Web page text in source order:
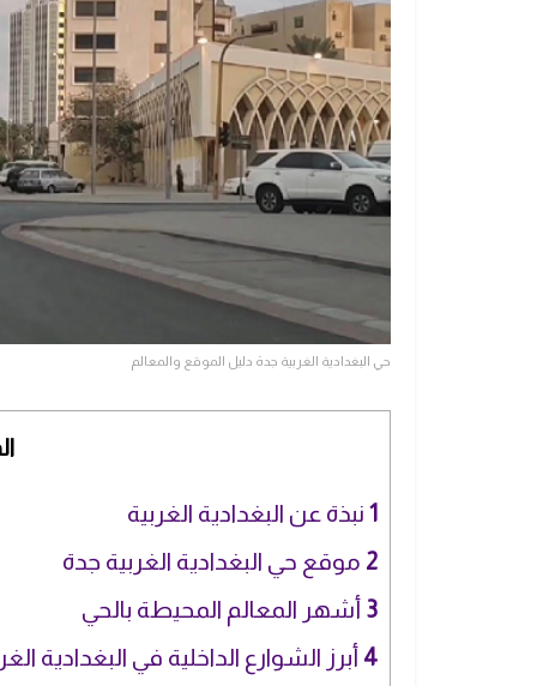
حي البغدادية الغربية جدة دليل الموقع والمعالم
1 نبذة عن البغدادية الغربية
2 موقع حي البغدادية الغربية جدة
3 أشهر المعالم المحيطة بالحي
4 أبرز الشوارع الداخلية في البغدادية